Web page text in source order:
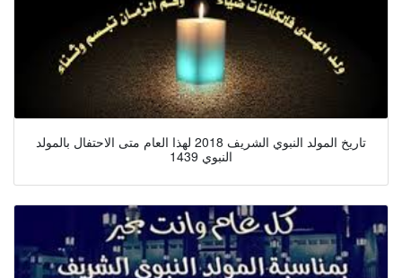
تاريخ المولد النبوي الشريف 2018 لهذا العام متى الاحتفال بالمولد
النبوي 1439